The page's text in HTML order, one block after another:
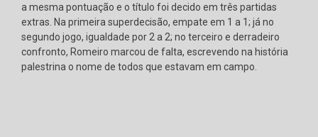
a mesma pontuação e o título foi decido em três partidas
extras. Na primeira superdecisão, empate em 1 a 1; já no
segundo jogo, igualdade por 2 a 2; no terceiro e derradeiro
confronto, Romeiro marcou de falta, escrevendo na história
palestrina o nome de todos que estavam em campo.